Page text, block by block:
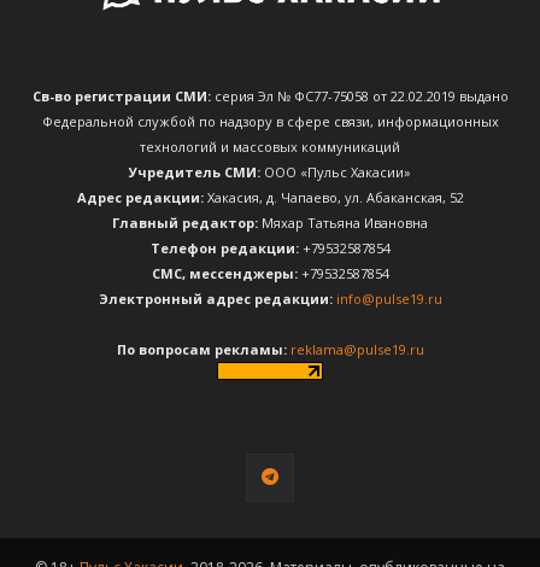
Св-во регистрации СМИ:серия Эл № ФС77-75058 от 22.02.2019 выдано
Федеральной службой по надзору в сфере связи, информационных
технологий и массовых коммуникаций
Учредитель СМИ: ООО «Пульс Хакасии»
Адрес редакции:Хакасия, д. Чапаево, ул. Абаканская, 52
Главный редактор: Мяхар Татьяна Ивановна
Телефон редакции:+79532587854
CМС, мессенджеры:+79532587854
Электронный адрес редакции: info@pulse19.ru
По вопросам рекламы: reklama@pulse19.ru